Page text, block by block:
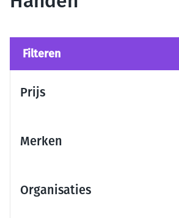
Filteren
Prijs
Merken
Organisaties